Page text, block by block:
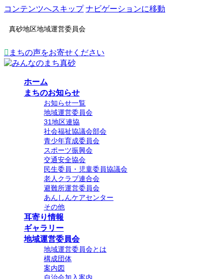
コンテンツへスキップ ナビゲーションに移動
真砂地区地域運営委員会
まちの声をお寄せください
ホーム
まちのお知らせ
お知らせ一覧
地域運営委員会
31地区連協
社会福祉協議会部会
青少年育成委員会
スポーツ振興会
交通安全協会
民生委員・児童委員協議会
老人クラブ連合会
避難所運営委員会
あんしんケアセンター
その他
耳寄り情報
ギャラリー
地域運営委員会
地域運営委員会とは
構成団体
案内図